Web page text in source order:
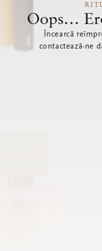
Oops…
Încearcă
contactează-ne